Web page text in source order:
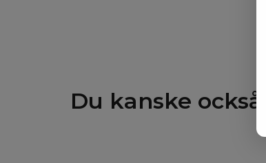
Du kanske också